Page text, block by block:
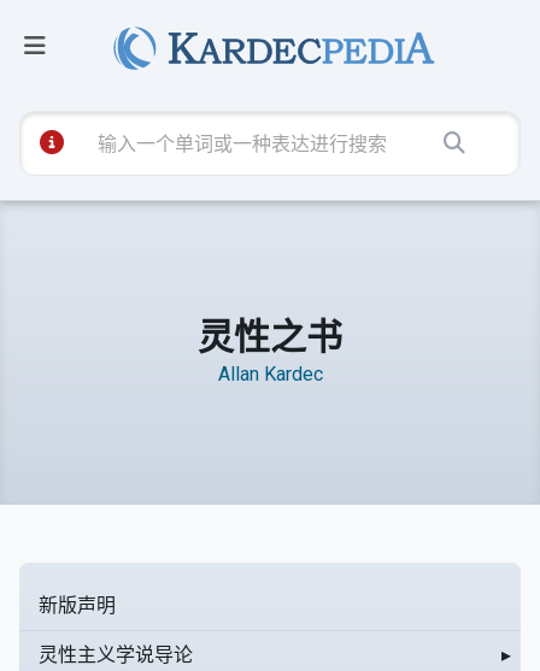
灵性之书
Allan Kardec
新版声明
灵性主义学说导论 ▸